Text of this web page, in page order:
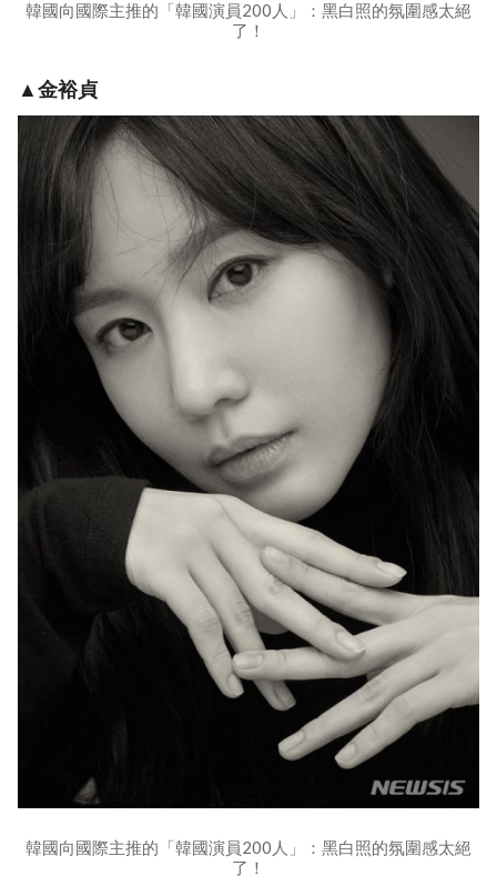
韓國向國際主推的「韓國演員200人」：黑白照的氛圍感太絕
了！
▲金裕貞
韓國向國際主推的「韓國演員200人」：黑白照的氛圍感太絕
了！